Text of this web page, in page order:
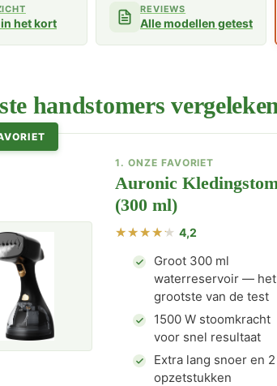
het kort
REVIEWS
Alle modellen getest
handstomers
1. ONZE FAVORIET
Auronic
(300 ml)
4,2
Groot 300 ml
waterreservoir — het
grootste van de test
1500 W stoomkracht
voor snel resultaat
Extra lang snoer en 2
opzetstukken